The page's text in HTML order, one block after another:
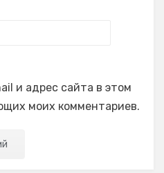
и адрес сайта в этом
моих комментариев.